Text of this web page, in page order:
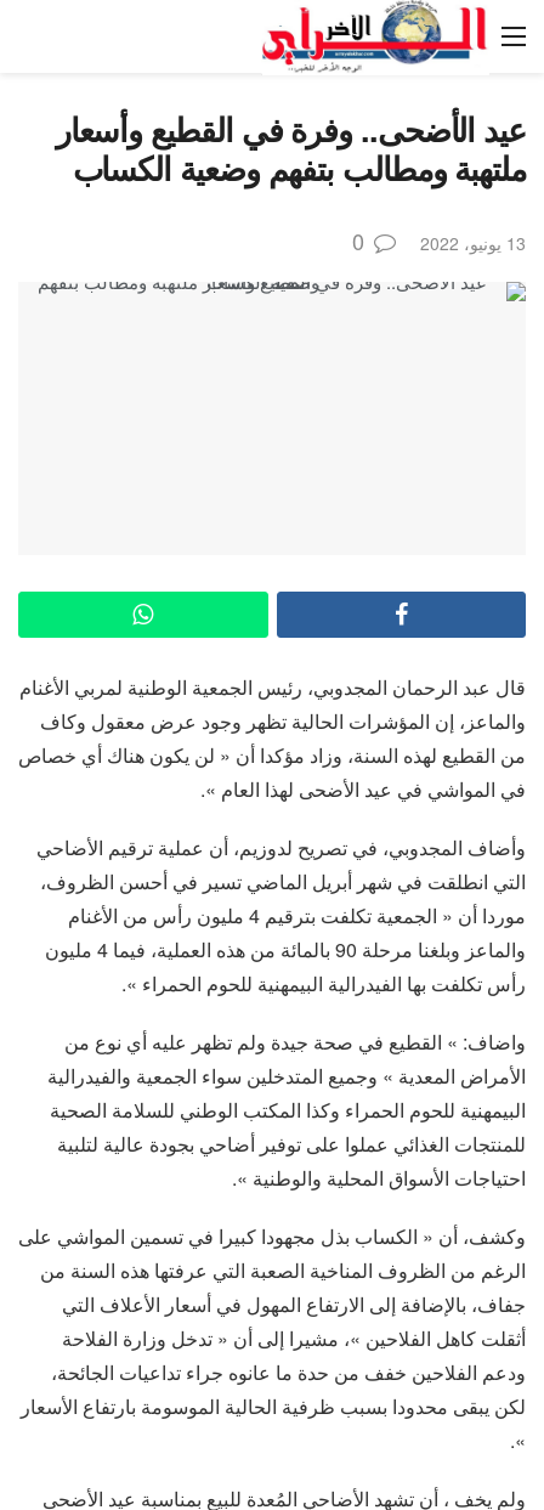
عيد الأضحى.. وفرة في القطيع وأسعار
ملتهبة ومطالب بتفهم وضعية الكساب
13 يونيو، 2022 0
قال عبد الرحمان المجدوبي، رئيس الجمعية الوطنية لمربي الأغنام
والماعز، إن المؤشرات الحالية تظهر وجود عرض معقول وكاف
من القطيع لهذه السنة، وزاد مؤكدا أن « لن يكون هناك أي خصاص
في المواشي في عيد الأضحى لهذا العام ».
وأضاف المجدوبي، في تصريح لدوزيم، أن عملية ترقيم الأضاحي
التي انطلقت في شهر أبريل الماضي تسير في أحسن الظروف،
موردا أن « الجمعية تكلفت بترقيم 4 مليون رأس من الأغنام
والماعز وبلغنا مرحلة 90 بالمائة من هذه العملية، فيما 4 مليون
رأس تكلفت بها الفيدرالية البيمهنية للحوم الحمراء ».
واضاف: » القطيع في صحة جيدة ولم تظهر عليه أي نوع من
الأمراض المعدية » وجميع المتدخلين سواء الجمعية والفيدرالية
البيمهنية للحوم الحمراء وكذا المكتب الوطني للسلامة الصحية
للمنتجات الغذائي عملوا على توفير أضاحي بجودة عالية لتلبية
احتياجات الأسواق المحلية والوطنية ».
وكشف، أن « الكساب بذل مجهودا كبيرا في تسمين المواشي على
الرغم من الظروف المناخية الصعبة التي عرفتها هذه السنة من
جفاف، بالإضافة إلى الارتفاع المهول في أسعار الأعلاف التي
أثقلت كاهل الفلاحين »، مشيرا إلى أن « تدخل وزارة الفلاحة
ودعم الفلاحين خفف من حدة ما عانوه جراء تداعيات الجائحة،
لكن يبقى محدودا بسبب ظرفية الحالية الموسومة بارتفاع الأسعار
».
ولم يخف ، أن تشهد الأضاحي المُعدة للبيع بمناسبة عيد الأضحى